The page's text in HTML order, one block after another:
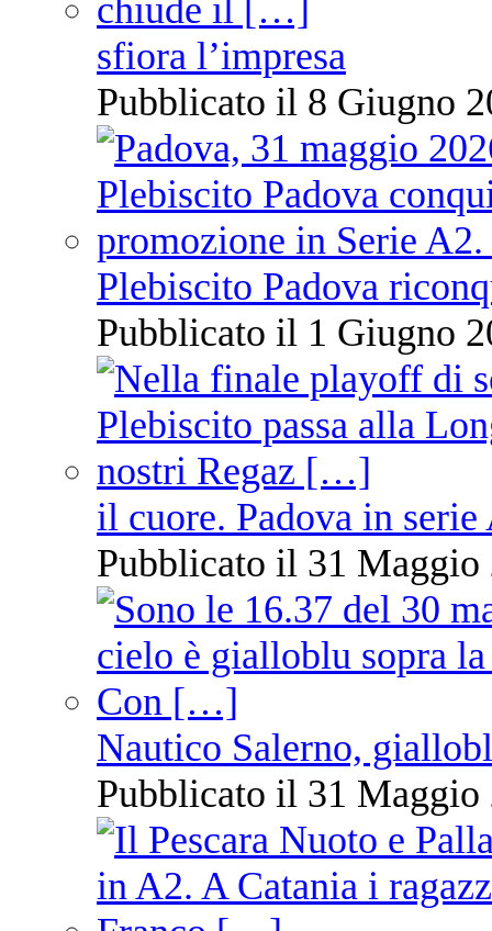
sfiora l’impresa
Pubblicato il 8 Giugno
Plebiscito Padova
Pubblicato il 1 Giugno
il cuore. Padova in serie
Pubblicato il 31 Maggio
Nautico Salerno,
Pubblicato il 31 Maggio